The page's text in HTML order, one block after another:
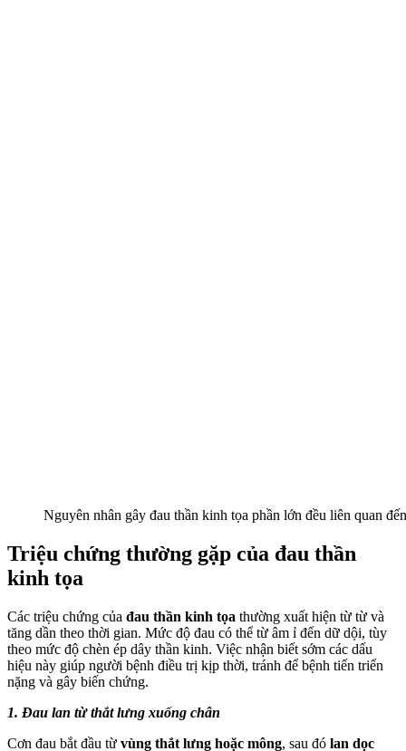
Nguyên nhân gây đau thần kinh tọa phần lớn đều liên quan
Triệu chứng thường gặp của đau thần
kinh tọa
Các triệu chứng của đau thần kinh tọa thường xuất hiện từ từ và
tăng dần theo thời gian. Mức độ đau có thể từ âm ỉ đến dữ dội, tùy
theo mức độ chèn ép dây thần kinh. Việc nhận biết sớm các dấu
hiệu này giúp người bệnh điều trị kịp thời, tránh để bệnh tiến triển
nặng và gây biến chứng.
1. Đau lan từ thắt lưng xuống chân
Cơn đau bắt đầu từ vùng thắt lưng hoặc mông, sau đó lan dọc